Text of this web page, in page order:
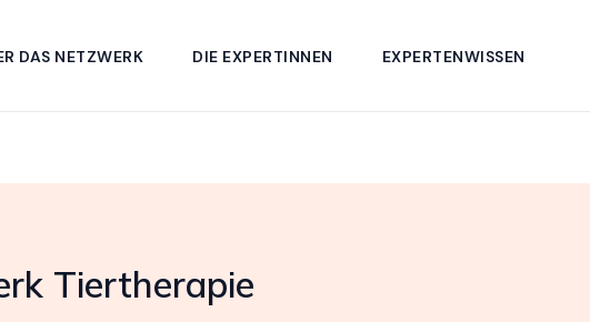
DAS NETZWERK DIE EXPERTINNEN EXPERTENWISSEN
Tiertherapie